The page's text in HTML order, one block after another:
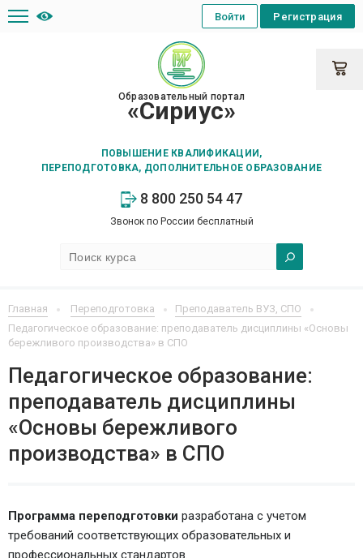
Образовательный портал
«Сириус»
ПОВЫШЕНИЕ КВАЛИФИКАЦИИ,
ПЕРЕПОДГОТОВКА, ДОПОЛНИТЕЛЬНОЕ ОБРАЗОВАНИЕ
8 800 250 54 47
Звонок по России бесплатный
Регистрация
Войти
Главная Переподготовка
Преподаватель ВУЗ, СПО
Педагогическое образование: преподаватель дисциплины «Основы
бережливого производства» в СПО
Педагогическое образование:
преподаватель дисциплины
«Основы бережливого
производства» в СПО
Программа переподготовки разработана с учетом
требований соответствующих образовательных и
профессиональных стандартов.